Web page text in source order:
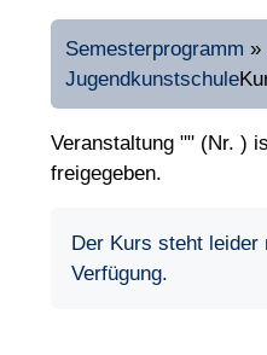
Semesterprogramm »
Jugendkunstschule
Veranstaltung "" (Nr. )
freigegeben.
Der Kurs steht leider
Verfügung.